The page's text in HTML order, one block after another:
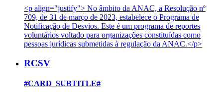
<p align="justify"> No âmbito da ANAC, a Resolução nº
709, de 31 de março de 2023, estabelece o Programa de
Notificação de Desvios. Este é um programa de reportes
voluntários voltado para organizações constituídas como
pessoas jurídicas submetidas à regulação da ANAC.</p>
RCSV
#CARD_SUBTITLE#